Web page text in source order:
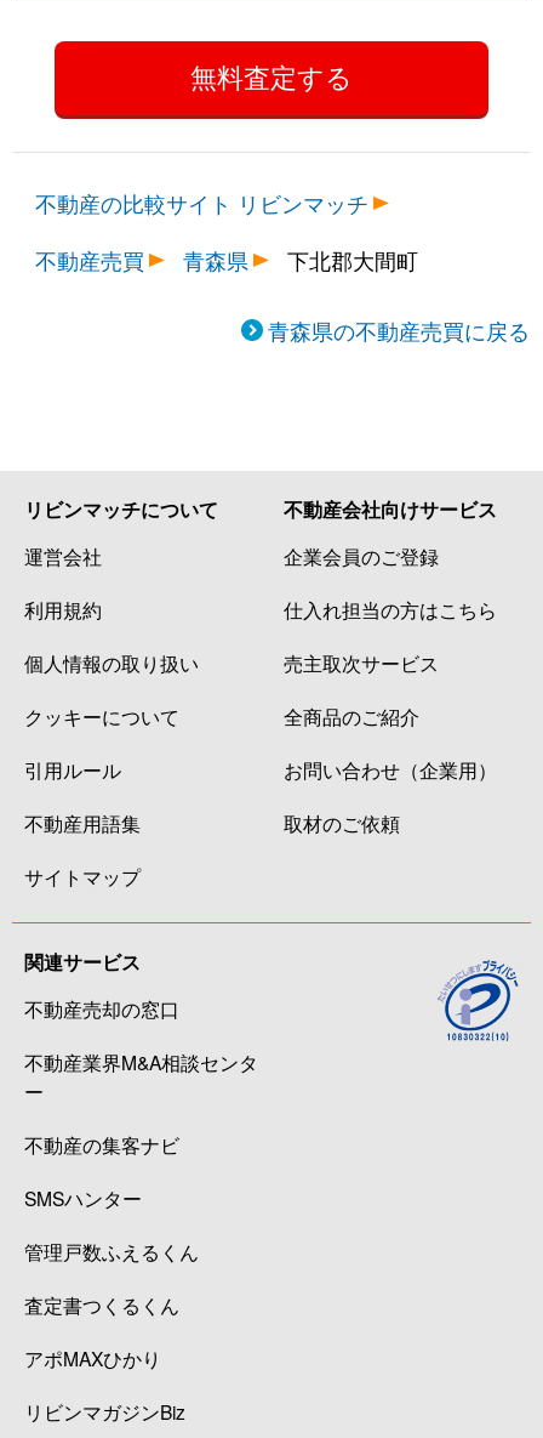
不動産の比較サイト リビンマッチ
不動産売買
青森県 下北郡大間町
青森県の不動産売買に戻る
リビンマッチについて
運営会社
利用規約
個人情報の取り扱い
クッキーについて
引用ルール
不動産用語集
サイトマップ
不動産会社向けサービス
企業会員のご登録
仕入れ担当の方はこちら
売主取次サービス
全商品のご紹介
お問い合わせ（企業用）
取材のご依頼
関連サービス
不動産売却の窓口
不動産業界M&A相談センタ
ー
不動産の集客ナビ
SMSハンター
管理戸数ふえるくん
査定書つくるくん
アポMAXひかり
リビンマガジンBiz